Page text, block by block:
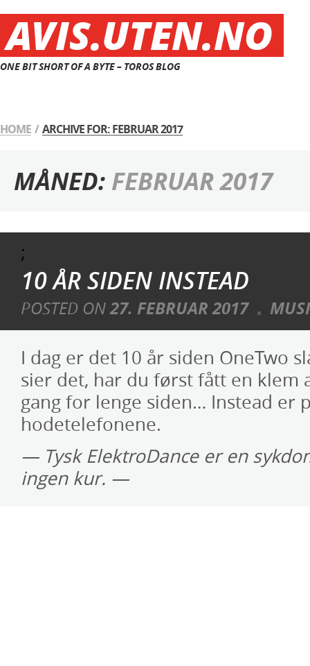
AVIS.UTEN.NO
ONE BIT SHORT OF A BYTE – TOROS BLOG
HOME /ARCHIVE FOR: FEBRUAR 2017
MÅNED: FEBRUAR 2017
;
10 ÅR SIDEN INSTEAD
POSTED ON27. FEBRUAR 2017
I dag er det 10 år siden OneTwo
sier det, har du først fått en klem
gang for lenge siden… Instead er
hodetelefonene.
— Tysk ElektroDance er en
ingen kur. —